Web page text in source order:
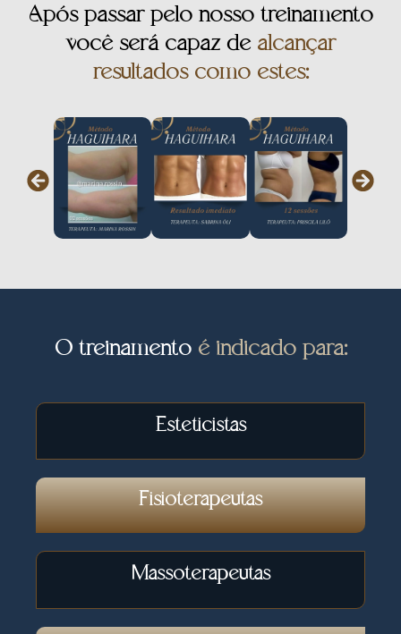
Após passar pelo nosso treinamento
você será capaz de alcançar
resultados como estes:
O treinamento é indicado para:
Esteticistas
Fisioterapeutas
Massoterapeutas